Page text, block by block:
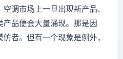
市场上一旦出现新产品、
品便会大量涌现。那是因
者。但有一个现象是例外，